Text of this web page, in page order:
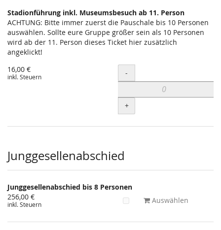
Stadionführung inkl. Museumsbesuch ab 11. Person
ACHTUNG: Bitte immer zuerst die Pauschale bis 10 Personen
auswählen. Sollte eure Gruppe größer sein als 10 Personen
wird ab der 11. Person dieses Ticket hier zusätzlich
angeklickt!
16,00 €
inkl. Steuern Menge
-
+
Junggesellenabschied
Junggesellenabschied bis 8 Personen
256,00 €
inkl. Steuern Auswählen